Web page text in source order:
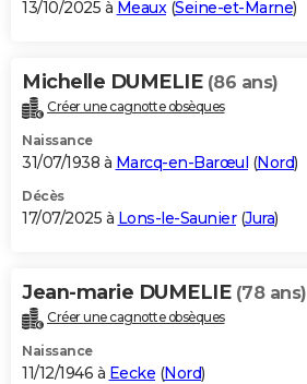
S'inscrire
Se connecter
Lycées
Collèges
Primaires
Universités
Entreprises
Service militaire
Avis de recherche
AVIS DE DÉCÈS
Bricolage
Lifestyle
Culture
Sport
Auto
Television
Voyage
Cinema
13/10/2025 à Meaux(Seine-et-Marne)
Michelle DUMELIE (86 ans)
Créer une cagnotte obsèques
Naissance
31/07/1938 à Marcq-en-Barœul (Nord)
Décès
17/07/2025 à Lons-le-Saunier(Jura)
Jean-marie DUMELIE (78 ans)
Créer une cagnotte obsèques
Naissance
11/12/1946 à Eecke (Nord)